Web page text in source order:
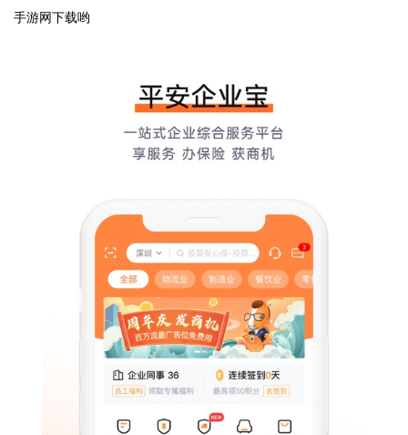
手游网下载哟